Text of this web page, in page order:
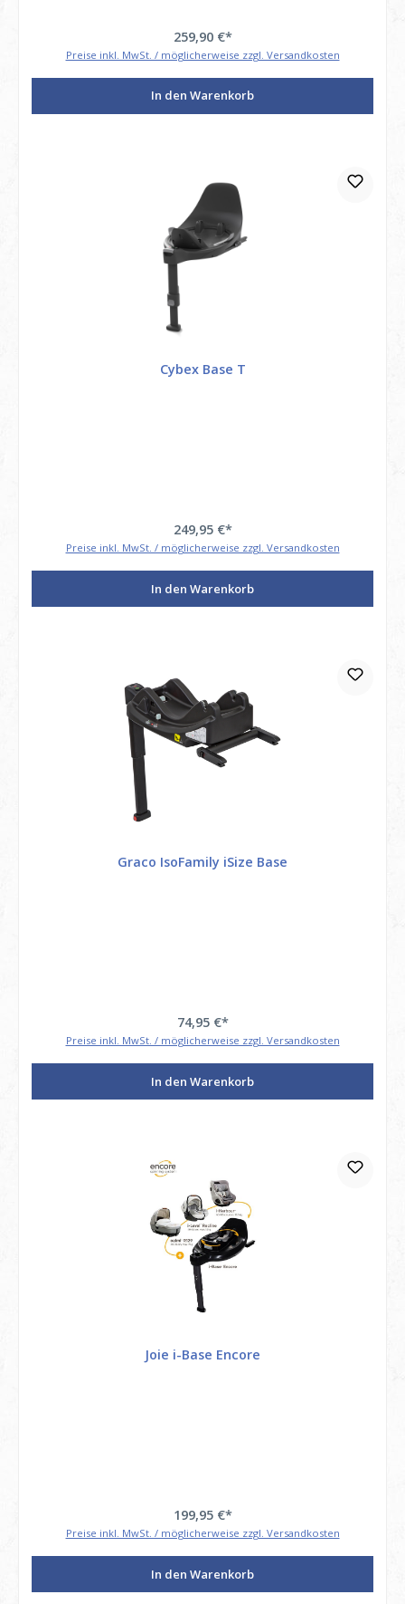
259,90 €*
Preise inkl. MwSt. / möglicherweise zzgl. Versandkosten
In den Warenkorb
Cybex Base T
249,95 €*
Preise inkl. MwSt. / möglicherweise zzgl. Versandkosten
In den Warenkorb
Graco IsoFamily iSize Base
74,95 €*
Preise inkl. MwSt. / möglicherweise zzgl. Versandkosten
In den Warenkorb
Joie i-Base Encore
199,95 €*
Preise inkl. MwSt. / möglicherweise zzgl. Versandkosten
In den Warenkorb